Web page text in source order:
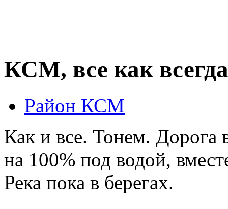
КСМ, все как
Район КСМ
Как и все. Тонем. Дорога
на 100% под водой,
Река пока в берегах.